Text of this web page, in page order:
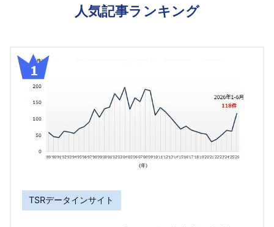
人気記事ランキング
TSRデータインサイト